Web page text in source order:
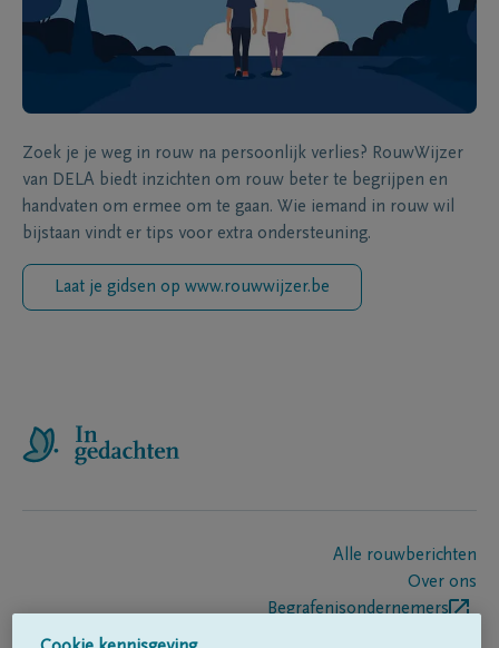
Zoek je je weg in rouw na persoonlijk verlies? RouwWijzer
van DELA biedt inzichten om rouw beter te begrijpen en
handvaten om ermee om te gaan. Wie iemand in rouw wil
bijstaan vindt er tips voor extra ondersteuning.
Laat je gidsen op www.rouwwijzer.be
Alle rouwberichten
Over ons
Begrafenisondernemers